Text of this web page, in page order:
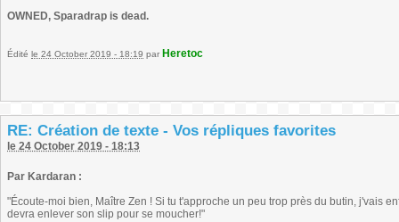
OWNED, Sparadrap is dead.
Édité le 24 October 2019 - 18:19 par Heretoc
RE: Création de texte - Vos répliques favorites
le 24 October 2019 - 18:13
Par Kardaran :
"Écoute-moi bien, Maître Zen ! Si tu t'approche un peu trop près du butin, j'vais
devra enlever son slip pour se moucher!"